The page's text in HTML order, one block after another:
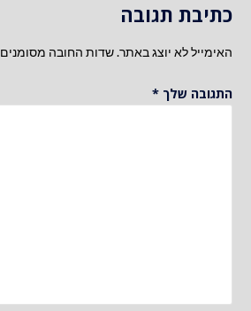
כתיבת תגובה
האימייל לא יוצג באתר.שדות החובה מסומנים
התגובה שלך *